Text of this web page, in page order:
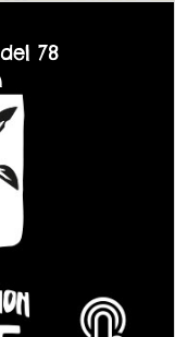
78
y contra la
el Régimen del 78, la
en pie en forma del
instituciones de esta